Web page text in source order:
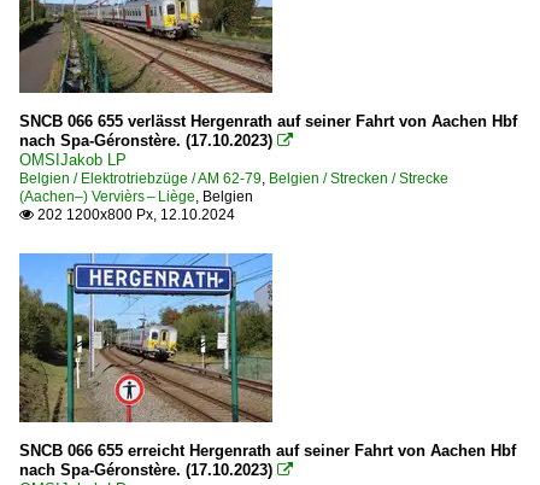
SNCB 066 655 verlässt Hergenrath auf seiner Fahrt von Aachen Hbf
nach Spa-Géronstère. (17.10.2023) 
OMSIJakob LP
Belgien / Elektrotriebzüge / AM 62-79, Belgien / Strecken / Strecke
(Aachen–) Vervièrs – Liège, Belgien
 202 1200x800 Px, 12.10.2024
SNCB 066 655 erreicht Hergenrath auf seiner Fahrt von Aachen Hbf
nach Spa-Géronstère. (17.10.2023) 